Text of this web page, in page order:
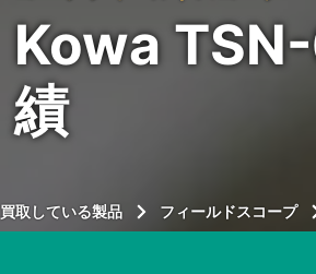
Kowa
績
買取している製品 フィールドスコープ